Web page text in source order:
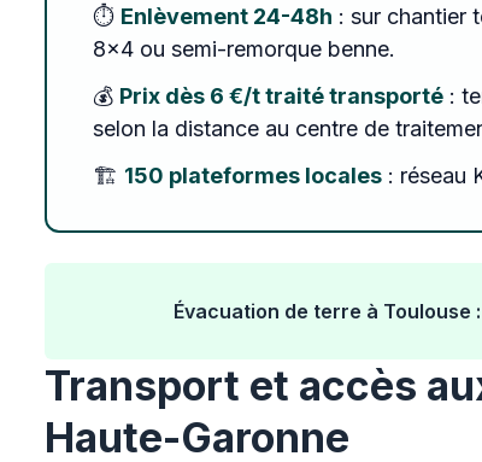
⏱️ Enlèvement 24-48h : sur chantier
8x4 ou semi-remorque benne.
💰 Prix dès 6 €/t traité transporté :
selon la distance au centre de
🏗️ 150 plateformes locales : réseau
Évacuation de terre à
Transport et accès
Haute-Garonne